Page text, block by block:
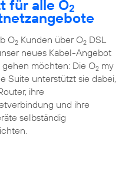
für alle O2
O2Kunden über O2DSL
neues Kabel-Angebot
möchten: Die O2my
Suite unterstützt sie dabei,
ihre
und ihre
selbständig